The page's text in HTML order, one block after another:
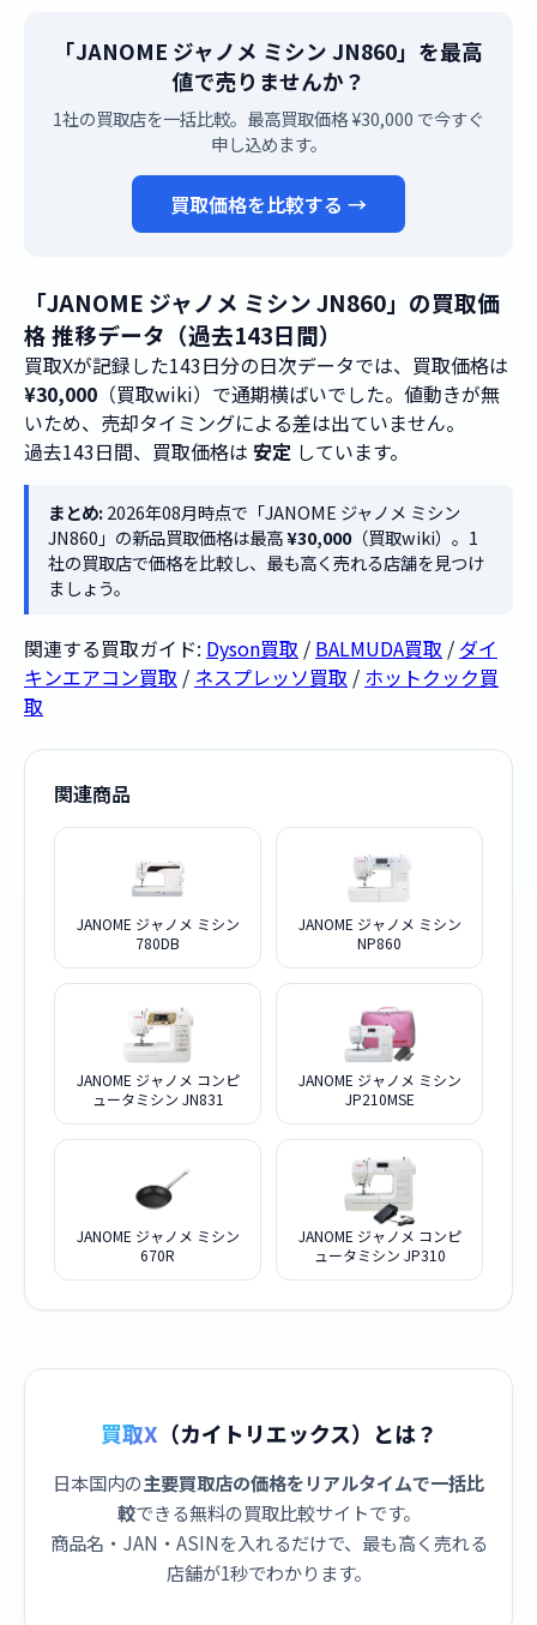
「JANOME ジャノメ ミシン JN860」を最高
値で売りませんか？
1社の買取店を一括比較。最高買取価格 ¥30,000 で今すぐ
申し込めます。
買取価格を比較する →
「JANOME ジャノメ ミシン JN860」の買取価
格 推移データ（過去143日間）
買取Xが記録した143日分の日次データでは、買取価格は
¥30,000 （買取wiki）で通期横ばいでした。値動きが無
いため、売却タイミングによる差は出ていません。
過去143日間、買取価格は 安定 しています。
まとめ:2026年08月時点で「JANOME ジャノメ ミシン
JN860」の新品買取価格は最高¥30,000（買取wiki）。1
社の買取店で価格を比較し、最も高く売れる店舗を見つけ
ましょう。
関連する買取ガイド: Dyson買取 / BALMUDA買取 / ダイ
キンエアコン買取 / ネスプレッソ買取 / ホットクック買
取
関連商品
JANOME ジャノメ ミシン
780DB
JANOME ジャノメ ミシン
NP860
JANOME ジャノメ コンピ
ュータミシン JN831
JANOME ジャノメ ミシン
JP210MSE
JANOME ジャノメ ミシン
670R
JANOME ジャノメ コンピ
ュータミシン JP310
買取X （カイトリエックス）とは？
日本国内の主要買取店の価格をリアルタイムで一括比
較できる無料の買取比較サイトです。
商品名・JAN・ASINを入れるだけで、最も高く売れる
店舗が1秒でわかります。